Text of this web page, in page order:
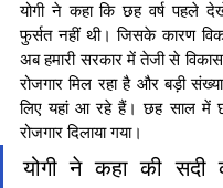
योगी ने कहा कि छह वर्ष पहले
फुर्सत नहीं थी। जिसके कारण
अब हमारी सरकार में तेजी से
रोजगार मिल रहा है और बड़ी
लिए यहां आ रहे हैं। छह साल में
रोजगार दिलाया गया।
योगी ने कहा की सदी